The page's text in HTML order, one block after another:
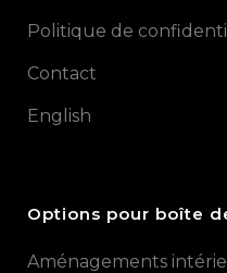
Politique de
Contact
English
Options pour boîte
Aménagements